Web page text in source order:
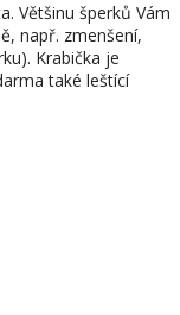
Většinu šperků Vám
např. zmenšení,
Krabička je
také leštící